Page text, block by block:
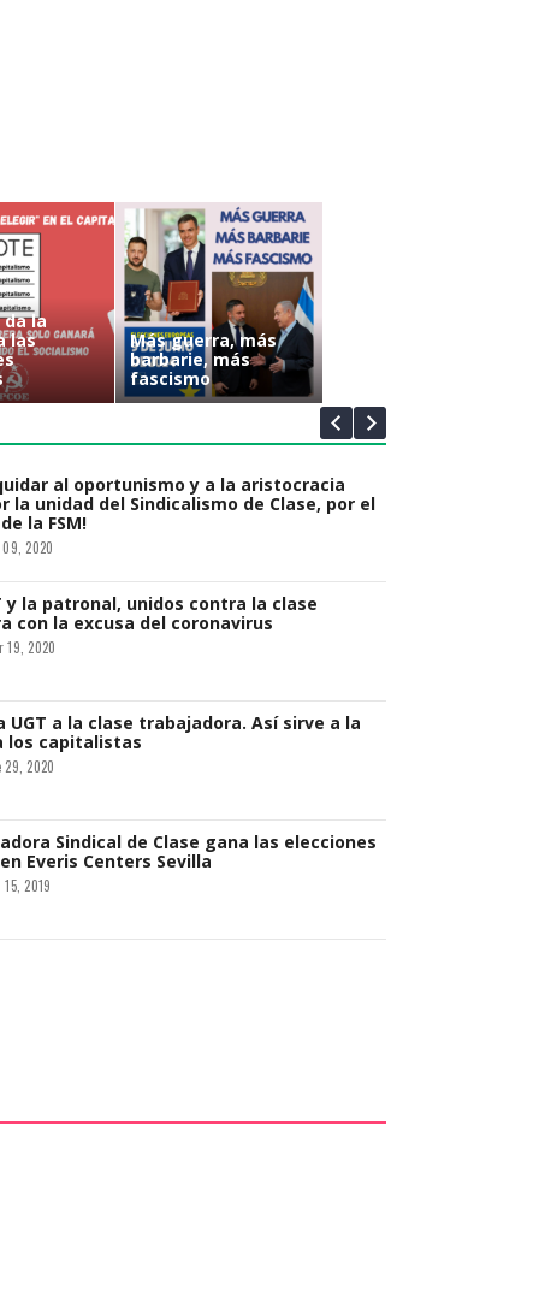
preparativos para la eterna alternancia
2024
Campo de Montiel de nuevo contra las
2024
de Madrid se sigue riendo de sus
2024
da la
las
Más guerra, más
barbarie, más
fascismo
Obrero Español muestra su
trabajadores de Renault en Sevilla
2018
solidariza con los trabajadores de
05, 2018
al oportunismo y a la aristocracia
la unidad del Sindicalismo de Clase, por el
la FSM!
09, 2020
y la patronal, unidos contra la clase
con la excusa del coronavirus
19, 2020
UGT a la clase trabajadora. Así sirve a la
los capitalistas
29, 2020
Sindical de Clase gana las elecciones
Everis Centers Sevilla
2019